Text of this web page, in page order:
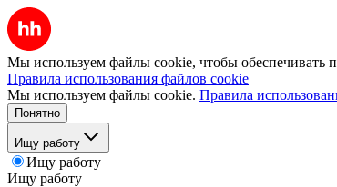
Мы используем файлы cookie, чтобы обеспечивать
Правила использования файлов cookie
Мы используем файлы cookie. Правила
Понятно
Ищу работу
Ищу работу
Ищу работу